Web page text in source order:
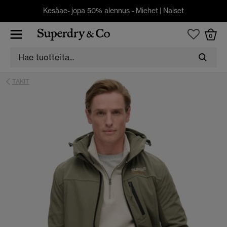
Kesäae- jopa 50% alennus - Miehet | Naiset
0
TAKIT